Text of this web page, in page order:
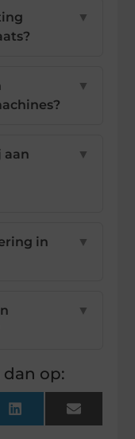
▼
▼
aan
▼
in
▼
▼
dan op:
LinkedInEmail